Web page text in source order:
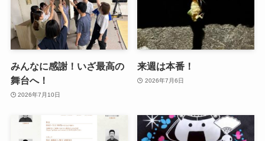
みんなに感謝！いざ最高の
舞台へ！
2026年7月10日
来週は本番！
2026年7月6日